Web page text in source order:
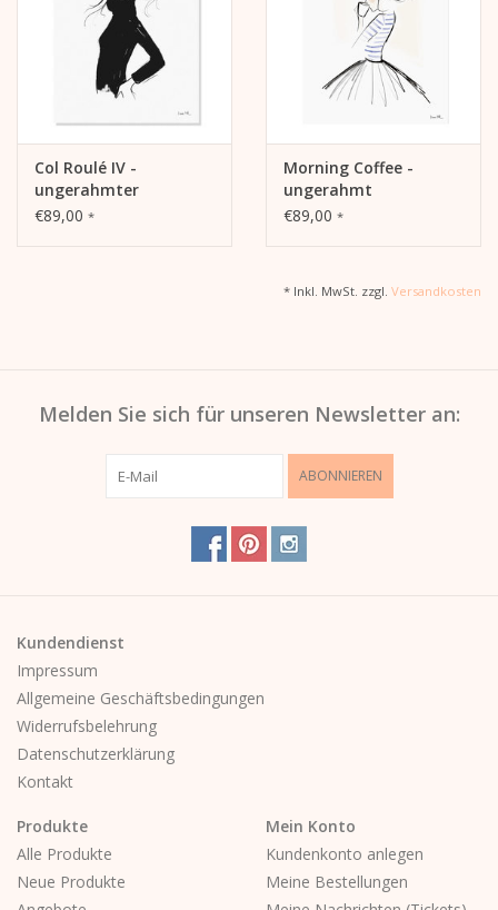
Diesen Druck ungerahmt bestellen.
Col Roulé IV -
ungerahmter
Kunstdruck
€89,00 *
Morning Coffee -
ungerahmt
€89,00 *
* Inkl. MwSt. zzgl. Versandkosten
Melden Sie sich für unseren Newsletter an:
ABONNIEREN
Kundendienst
Impressum
Allgemeine Geschäftsbedingungen
Widerrufsbelehrung
Datenschutzerklärung
Kontakt
Produkte
Alle Produkte
Neue Produkte
Mein Konto
Kundenkonto anlegen
Meine Bestellungen